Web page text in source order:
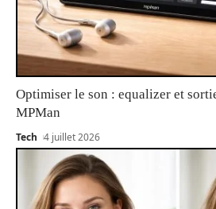
Optimiser le son : equalizer et
MPMan
Tech 4 juillet 2026